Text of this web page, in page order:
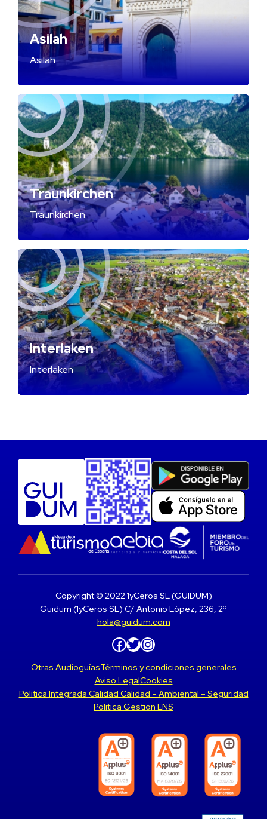
Asilah
Asilah
Traunkirchen
Traunkirchen
Interlaken
Interlaken
Copyright © 2022 1yCeros SL (GUIDUM)
Guidum (1yCeros SL) C/ Antonio López, 236, 2º
hola@guidum.com
Facebook Twitter Instagram
Otras AudioguíasTérminos y condiciones generales
Aviso LegalCookies
Politica Integrada Calidad Calidad – Ambiental – Seguridad
Politica Gestion ENS